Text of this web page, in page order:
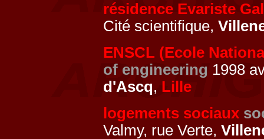
résidence Evariste
Cité scientifique,
ENSCL (Ecole
of engineering 1998
d'Ascq, Lille
logements sociaux
Valmy, rue Verte,